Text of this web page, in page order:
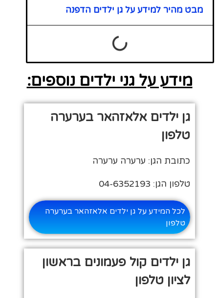
מבט מהיר למידע על גן ילדים הדפנה
מידע על גני ילדים נוספים:
גן ילדים אלאזהאר בערערה
טלפון
כתובת הגן: ערערה ערערה
טלפון הגן: 04-6352193
לכל המידע על גן ילדים אלאזהאר בערערה
טלפון
גן ילדים קול פעמונים בראשון
לציון טלפון